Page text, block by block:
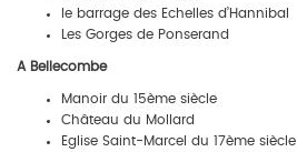
le barrage des Echelles d’Hannibal
Les Gorges de Ponserand
A Bellecombe
Manoir du 15ème siècle
Château du Mollard
Eglise Saint-Marcel du 17ème siècle